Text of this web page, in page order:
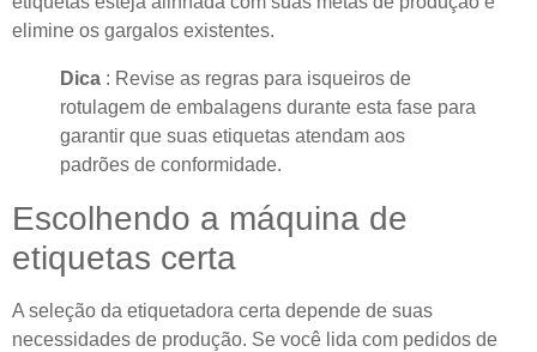
elimine os gargalos existentes.
Dica : Revise as regras para isqueiros de
rotulagem de embalagens durante esta fase para
garantir que suas etiquetas atendam aos
padrões de conformidade.
Escolhendo a máquina de
etiquetas certa
A seleção da etiquetadora certa depende de suas
necessidades de produção. Se você lida com pedidos de